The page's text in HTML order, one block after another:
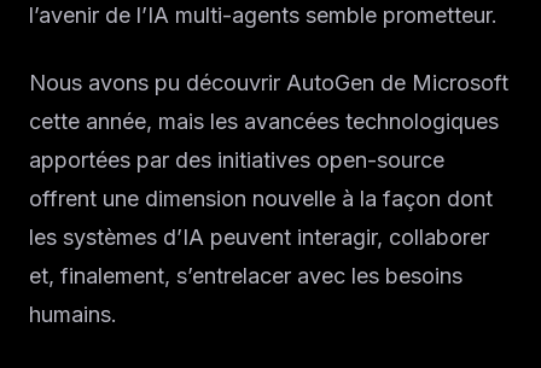
l’avenir de l’IA multi-agents semble prometteur.
Nous avons pu découvrir AutoGen de Microsoft
cette année, mais les avancées technologiques
apportées par des initiatives open-source
offrent une dimension nouvelle à la façon dont
les systèmes d’IA peuvent interagir, collaborer
et, finalement, s’entrelacer avec les besoins
humains.